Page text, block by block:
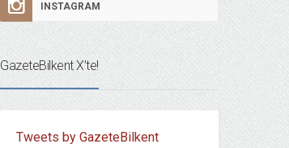
INSTAGRAM
GazeteBilkent X’te!
Tweets by GazeteBilkent